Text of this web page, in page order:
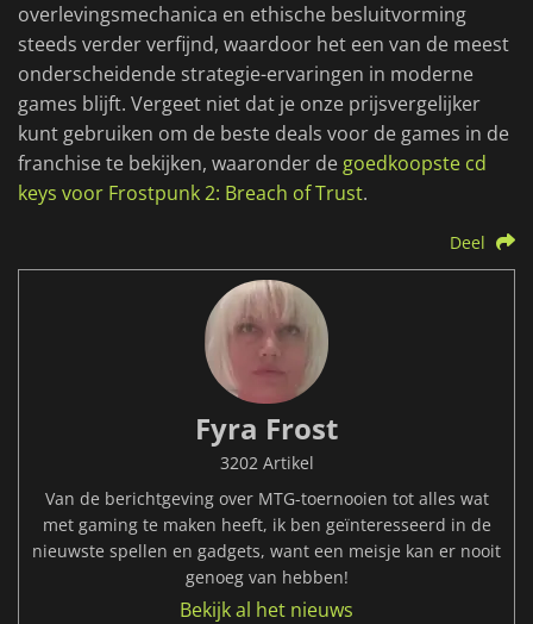
overlevingsmechanica en ethische besluitvorming
steeds verder verfijnd, waardoor het een van de meest
onderscheidende strategie-ervaringen in moderne
games blijft. Vergeet niet dat je onze prijsvergelijker
kunt gebruiken om de beste deals voor de games in de
franchise te bekijken, waaronder de goedkoopste cd
keys voor Frostpunk 2: Breach of Trust.
Deel
Fyra Frost
3202 Artikel
Van de berichtgeving over MTG-toernooien tot alles wat
met gaming te maken heeft, ik ben geïnteresseerd in de
nieuwste spellen en gadgets, want een meisje kan er nooit
genoeg van hebben!
Bekijk al het nieuws